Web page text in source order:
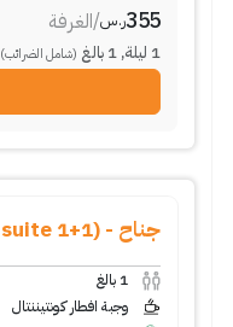
355ر.س/الغرفة
1 ليلة,
1 بالغ (شامل الضرائب)
جناح - (1+1 superior suite)
1 بالغ
وجبة افطار كونتيننتال